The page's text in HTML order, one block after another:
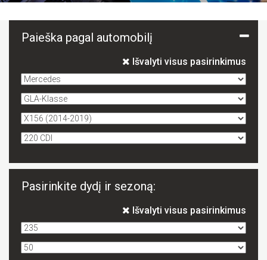
Paieška pagal automobilį
Išvalyti visus pasirinkimus
Pasirinkite dydį ir sezoną:
Išvalyti visus pasirinkimus